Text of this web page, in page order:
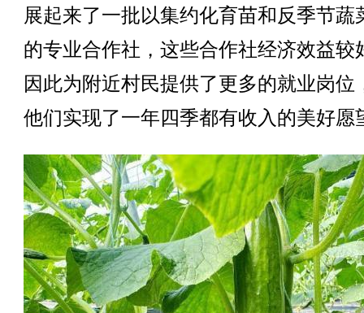
展起来了一批以集约化育苗和反季节蔬
的专业合作社，这些合作社经济效益较
因此为附近村民提供了更多的就业岗位
他们实现了一年四季都有收入的美好愿